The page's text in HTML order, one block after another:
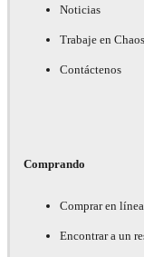
Noticias
Trabaje en Chaos
Contáctenos
Comprando
Comprar en línea
Encontrar a un